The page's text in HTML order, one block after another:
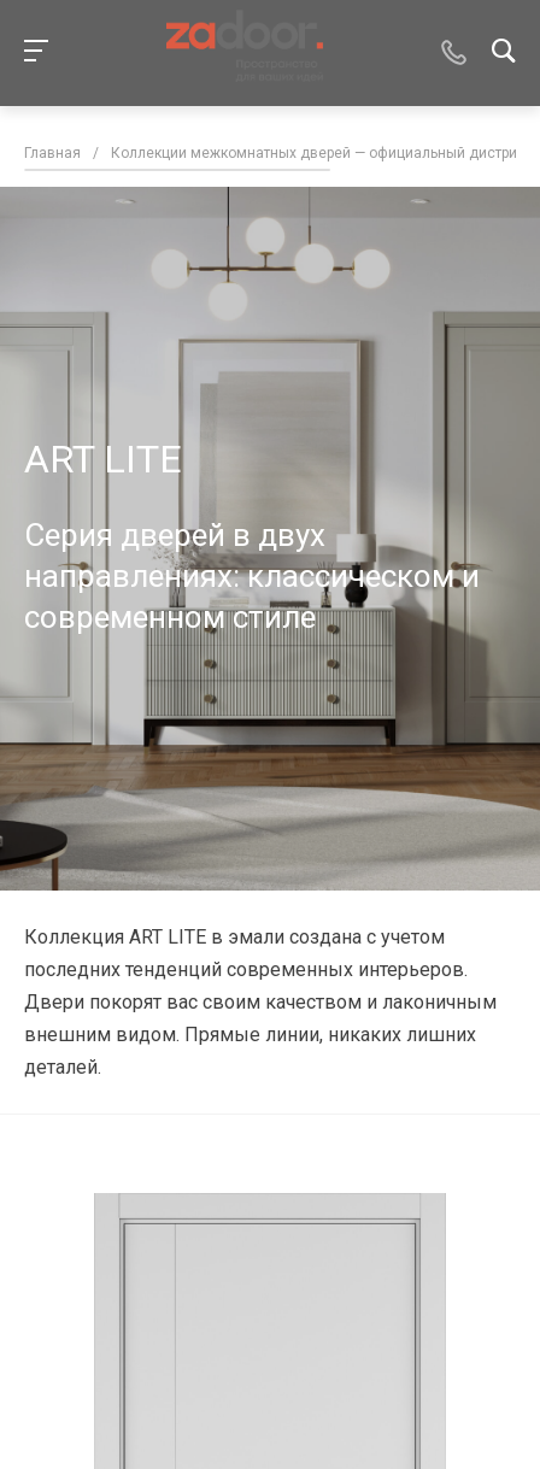
Главная / Коллекции межкомнатных дверей — официальный
ART LITE
Серия дверей в двух
направлениях: классическом и
современном стиле
Коллекция ART LITE в эмали создана с учетом
последних тенденций современных интерьеров.
Двери покорят вас своим качеством и лаконичным
внешним видом. Прямые линии, никаких лишних
деталей.